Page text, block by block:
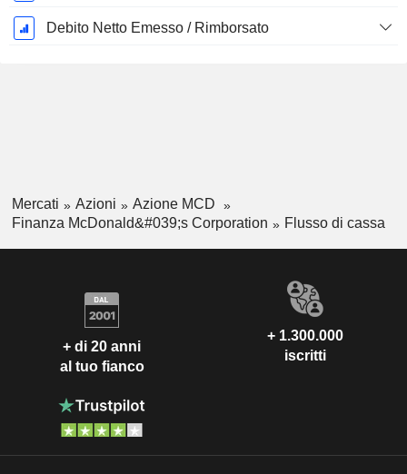
Debito Netto Emesso / Rimborsato
Mercati Azioni
Azione MCD
Finanza McDonald&#039;s Corporation
Flusso di cassa
+ di 20 anni
al tuo fianco
+ 1.300.000
iscritti